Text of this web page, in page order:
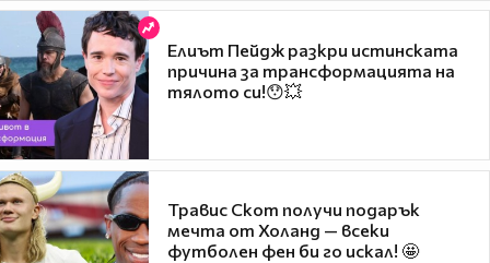
Елиът Пейдж разкри истинската
причина за трансформацията на
тялото си!😯💥
Травис Скот получи подарък
мечта от Холанд — всеки
футболен фен би го искал! 🤩